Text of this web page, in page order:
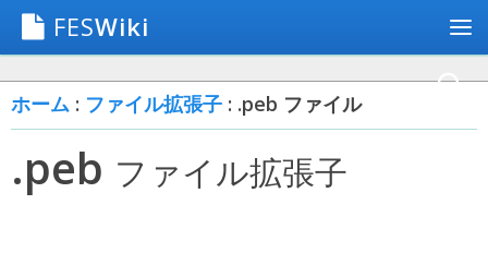
FESWiki
ホーム : ファイル拡張子 : .peb ファイル
.peb ファイル拡張子